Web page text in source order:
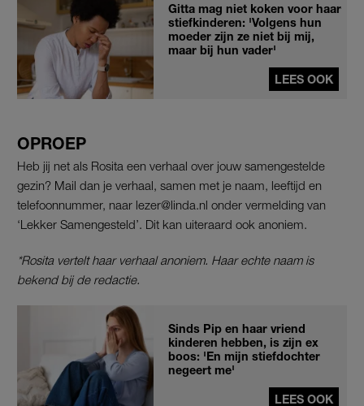
Gitta mag niet koken voor haar
stiefkinderen: 'Volgens hun
moeder zijn ze niet bij mij,
maar bij hun vader'
LEES OOK
OPROEP
Heb jij net als Rosita een verhaal over jouw samengestelde
gezin? Mail dan je verhaal, samen met je naam, leeftijd en
telefoonnummer, naar lezer@linda.nl onder vermelding van
‘Lekker Samengesteld’. Dit kan uiteraard ook anoniem.
*Rosita vertelt haar verhaal anoniem. Haar echte naam is
bekend bij de redactie.
Sinds Pip en haar vriend
kinderen hebben, is zijn ex
boos: 'En mijn stiefdochter
negeert me'
LEES OOK